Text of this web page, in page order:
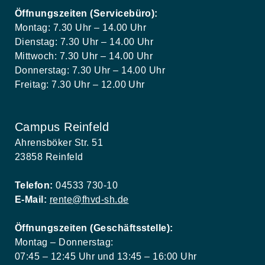
Öffnungszeiten (Servicebüro):
Montag: 7.30 Uhr – 14.00 Uhr
Dienstag: 7.30 Uhr – 14.00 Uhr
Mittwoch: 7.30 Uhr – 14.00 Uhr
Donnerstag: 7.30 Uhr – 14.00 Uhr
Freitag: 7.30 Uhr – 12.00 Uhr
Campus Reinfeld
Ahrensböker Str. 51
23858 Reinfeld
Telefon: 04533 730-10
E-Mail: rente@fhvd-sh.de
Öffnungszeiten (Geschäftsstelle):
Montag – Donnerstag:
07:45 – 12:45 Uhr und 13:45 – 16:00 Uhr